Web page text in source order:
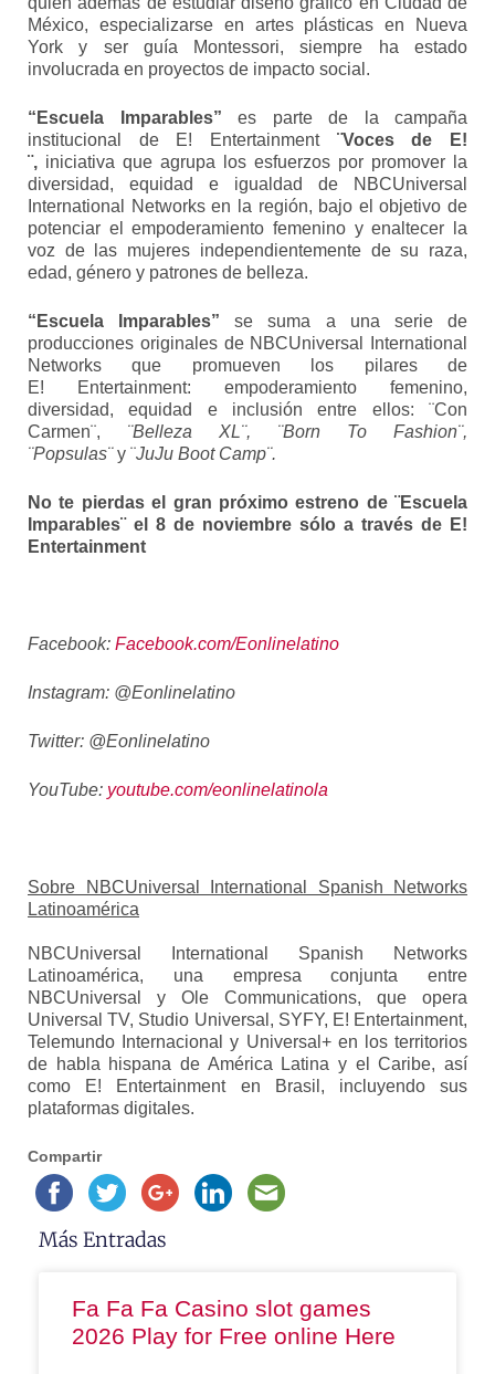
México, especializarse en artes plásticas en Nueva
York y ser guía Montessori, siempre ha estado
involucrada en proyectos de impacto social.
“Escuela Imparables” es parte de la campaña
institucional de E! Entertainment ¨Voces de E!
¨, iniciativa que agrupa los esfuerzos por promover la
diversidad, equidad e igualdad de NBCUniversal
International Networks en la región, bajo el objetivo de
potenciar el empoderamiento femenino y enaltecer la
voz de las mujeres independientemente de su raza,
edad, género y patrones de belleza.
“Escuela Imparables” se suma a una serie de
producciones originales de NBCUniversal International
Networks que promueven los pilares de
E! Entertainment: empoderamiento femenino,
diversidad, equidad e inclusión entre ellos: ¨Con
Carmen¨, ¨Belleza XL¨, ¨Born To Fashion¨,
¨Popsulas¨y ¨JuJu Boot Camp¨.
No te pierdas el gran próximo estreno de ¨Escuela
Imparables¨ el 8 de noviembre sólo a través de E!
Entertainment
Facebook: Facebook.com/Eonlinelatino
Instagram: @Eonlinelatino
Twitter: @Eonlinelatino
YouTube: youtube.com/eonlinelatinola
Sobre NBCUniversal International Spanish Networks
Latinoamérica
NBCUniversal International Spanish Networks
Latinoamérica, una empresa conjunta entre
NBCUniversal y Ole Communications, que opera
Universal TV, Studio Universal, SYFY, E! Entertainment,
Telemundo Internacional y Universal+ en los territorios
de habla hispana de América Latina y el Caribe, así
como E! Entertainment en Brasil, incluyendo sus
plataformas digitales.
Compartir
Más Entradas
Fa Fa Fa Casino slot games
2026 Play for Free online Here